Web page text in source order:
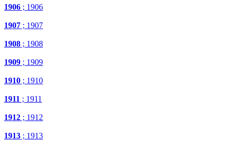
1906 ; 1906
1907 ; 1907
1908 ; 1908
1909 ; 1909
1910 ; 1910
1911 ; 1911
1912 ; 1912
1913 ; 1913